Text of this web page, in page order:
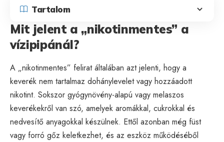
Tartalom
Mit jelent a „nikotinmentes” a
vízipipánál?
A „nikotinmentes” felirat általában azt jelenti, hogy a
keverék nem tartalmaz dohánylevelet vagy hozzáadott
nikotint. Sokszor gyógynövény-alapú vagy melaszos
keverékekről van szó, amelyek aromákkal, cukrokkal és
nedvesítő anyagokkal készülnek. Ettől azonban még füst
vagy forró gőz keletkezhet, és az eszköz működéséből